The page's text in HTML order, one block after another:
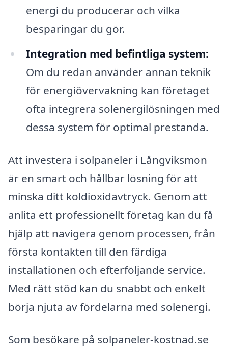
energi du producerar och vilka
besparingar du gör.
Integration med befintliga system:
Om du redan använder annan teknik
för energiövervakning kan företaget
ofta integrera solenergilösningen med
dessa system för optimal prestanda.
Att investera i solpaneler i Långviksmon
är en smart och hållbar lösning för att
minska ditt koldioxidavtryck. Genom att
anlita ett professionellt företag kan du få
hjälp att navigera genom processen, från
första kontakten till den färdiga
installationen och efterföljande service.
Med rätt stöd kan du snabbt och enkelt
börja njuta av fördelarna med solenergi.
Som besökare på solpaneler-kostnad.se